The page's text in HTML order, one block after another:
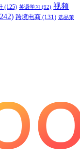
(125) 英语学习 (92) 视频
跨境电商 (131) 选品策